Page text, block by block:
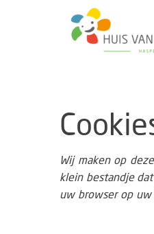
Wij maken op
klein bestandje
uw browser op uw
opgeslagen